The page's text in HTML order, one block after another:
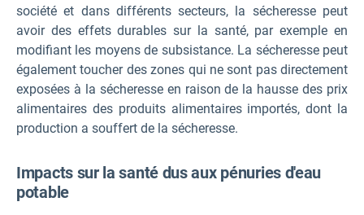
société et dans différents secteurs, la sécheresse peut
avoir des effets durables sur la santé, par exemple en
modifiant les moyens de subsistance. La sécheresse peut
également toucher des zones qui ne sont pas directement
exposées à la sécheresse en raison de la hausse des prix
alimentaires des produits alimentaires importés, dont la
production a souffert de la sécheresse.
Impacts sur la santé dus aux pénuries d'eau
potable